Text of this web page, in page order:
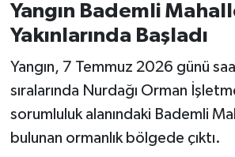
Yangın Bademli
Yakınlarında Başladı
Yangın, 7 Temmuz 2026 günü
sıralarında Nurdağı Orman
sorumluluk alanındaki Bademli
bulunan ormanlık bölgede çıktı.
ÜÇÜNCÜ SAYFA
Yemek
SİVİL TOPLUM